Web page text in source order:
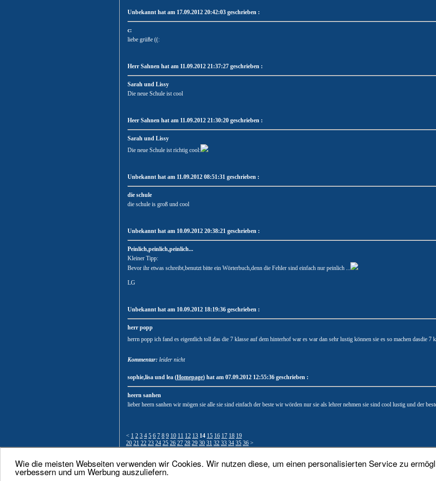
Wie die meisten Webseiten verwenden wir Cookies. Wir nutzen diese, um einen personalisierten Service zu
verbessern und um Werbung auszuliefern.
Unbekannt hat am 17.09.2012 20:42:03 geschrieben :
c:
liebe grüße ((:
Herr Sahnen hat am 11.09.2012 21:37:27 geschrieben :
Sarah und Lissy
Die neue Schule ist cool
Heer Sahnen hat am 11.09.2012 21:30:20 geschrieben :
Sarah und Lissy
Die neue Schule ist richtig cool:
Unbekannt hat am 11.09.2012 08:51:31 geschrieben :
die schule
die schule is groß und cool
Unbekannt hat am 10.09.2012 20:38:21 geschrieben :
Peinlich,peinlich,peinlich...
Kleiner Tipp:
Bevor ihr etwas schreibt,benutzt bitte ein Wörterbuch,denn die Fehler sind einfach nur peinlich ...
LG
Unbekannt hat am 10.09.2012 18:19:36 geschrieben :
herr popp
herrn popp ich fand es eigentlich toll das die 7 klasse auf dem hinterhof war es war dan sehr lustig können sie es so machen dasdie 7
Kommentar: leider nicht
sophie,lisa und lea (Homepage) hat am 07.09.2012 12:55:36 geschrieben :
heern sanhen
lieber heern sanhen wir mögen sie alle sie sind einfach der beste wir wörden nur sie als lehrer nehmen sie sind cool lustig und der
< 1 2 3 4 5 6 7 8 9 10 11 12 13 14 15 16 17 18 19
20 21 22 23 24 25 26 27 28 29 30 31 32 33 34 35 36 >
Nach oben